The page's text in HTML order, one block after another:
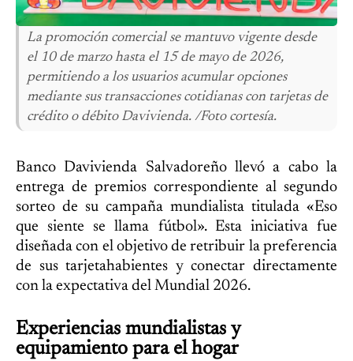
La promoción comercial se mantuvo vigente desde
el 10 de marzo hasta el 15 de mayo de 2026,
permitiendo a los usuarios acumular opciones
mediante sus transacciones cotidianas con tarjetas de
crédito o débito Davivienda. /Foto cortesía.
Banco Davivienda Salvadoreño llevó a cabo la
entrega de premios correspondiente al segundo
sorteo de su campaña mundialista titulada «Eso
que siente se llama fútbol». Esta iniciativa fue
diseñada con el objetivo de retribuir la preferencia
de sus tarjetahabientes y conectar directamente
con la expectativa del Mundial 2026.
Experiencias mundialistas y
equipamiento para el hogar